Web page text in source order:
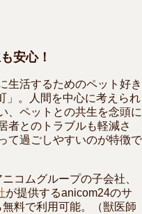
安心！
生活するためのペット好き
」。人間を中心に考えられ
、ペットとの共生を念頭に
者とのトラブルも軽減さ
て過ごしやすいのが特徴で
コムグループの子会社、
が提供するanicom24のサ
料で利用可能。（獣医師